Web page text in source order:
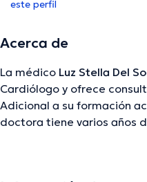
este perfil
Acerca de
La médico Luz Stella Del
Cardiólogo y ofrece
Adicional a su formación
doctora tiene varios años